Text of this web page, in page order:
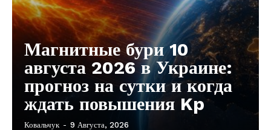
Магнитные бури 10
августа 2026 в Украине:
прогноз на сутки и когда
ждать повышения Kp
Ковальчук - 9 Августа, 2026